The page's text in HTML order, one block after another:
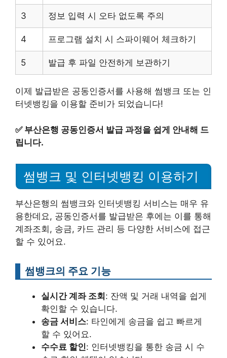
3 정보 입력 시 오타 없도록 주의
4 프로그램 설치 시 스파이웨어 체크하기
5 발급 후 파일 안전하게 보관하기
이제 발급받은 공동인증서를 사용해 썸뱅크 또는 인
터넷뱅킹을 이용할 준비가 되었습니다!
✅ 부산은행 공동인증서 발급 과정을 쉽게 안내해 드
립니다.
썸뱅크 및 인터넷뱅킹 이용하기
부산은행의 썸뱅크와 인터넷뱅킹 서비스는 매우 유
용한데요, 공동인증서를 발급받은 후에는 이를 통해
계좌조회, 송금, 카드 관리 등 다양한 서비스에 접근
할 수 있어요.
썸뱅크의 주요 기능
실시간 계좌 조회 : 잔액 및 거래 내역을 쉽게
확인할 수 있습니다.
송금 서비스: 타인에게 송금을 쉽고 빠르게
할 수 있어요.
수수료 할인: 인터넷뱅킹을 통한 송금 시 수